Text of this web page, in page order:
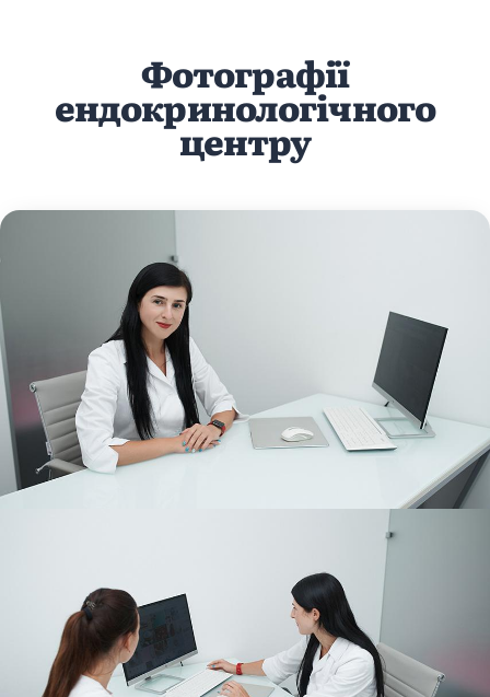
Фотографії
ендокринологічного
центру